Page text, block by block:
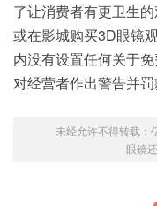
了让消费者有更卫生
或在影城购买3D眼镜
内没有设置任何关于
对经营者作出警告并罚
未经允许不得转载：
眼镜